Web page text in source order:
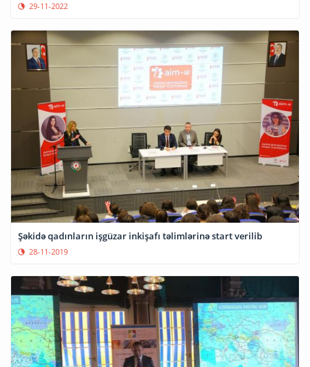
29-11-2022
Şəkidə qadınların işgüzar inkişafı təlimlərinə start verilib
28-11-2019